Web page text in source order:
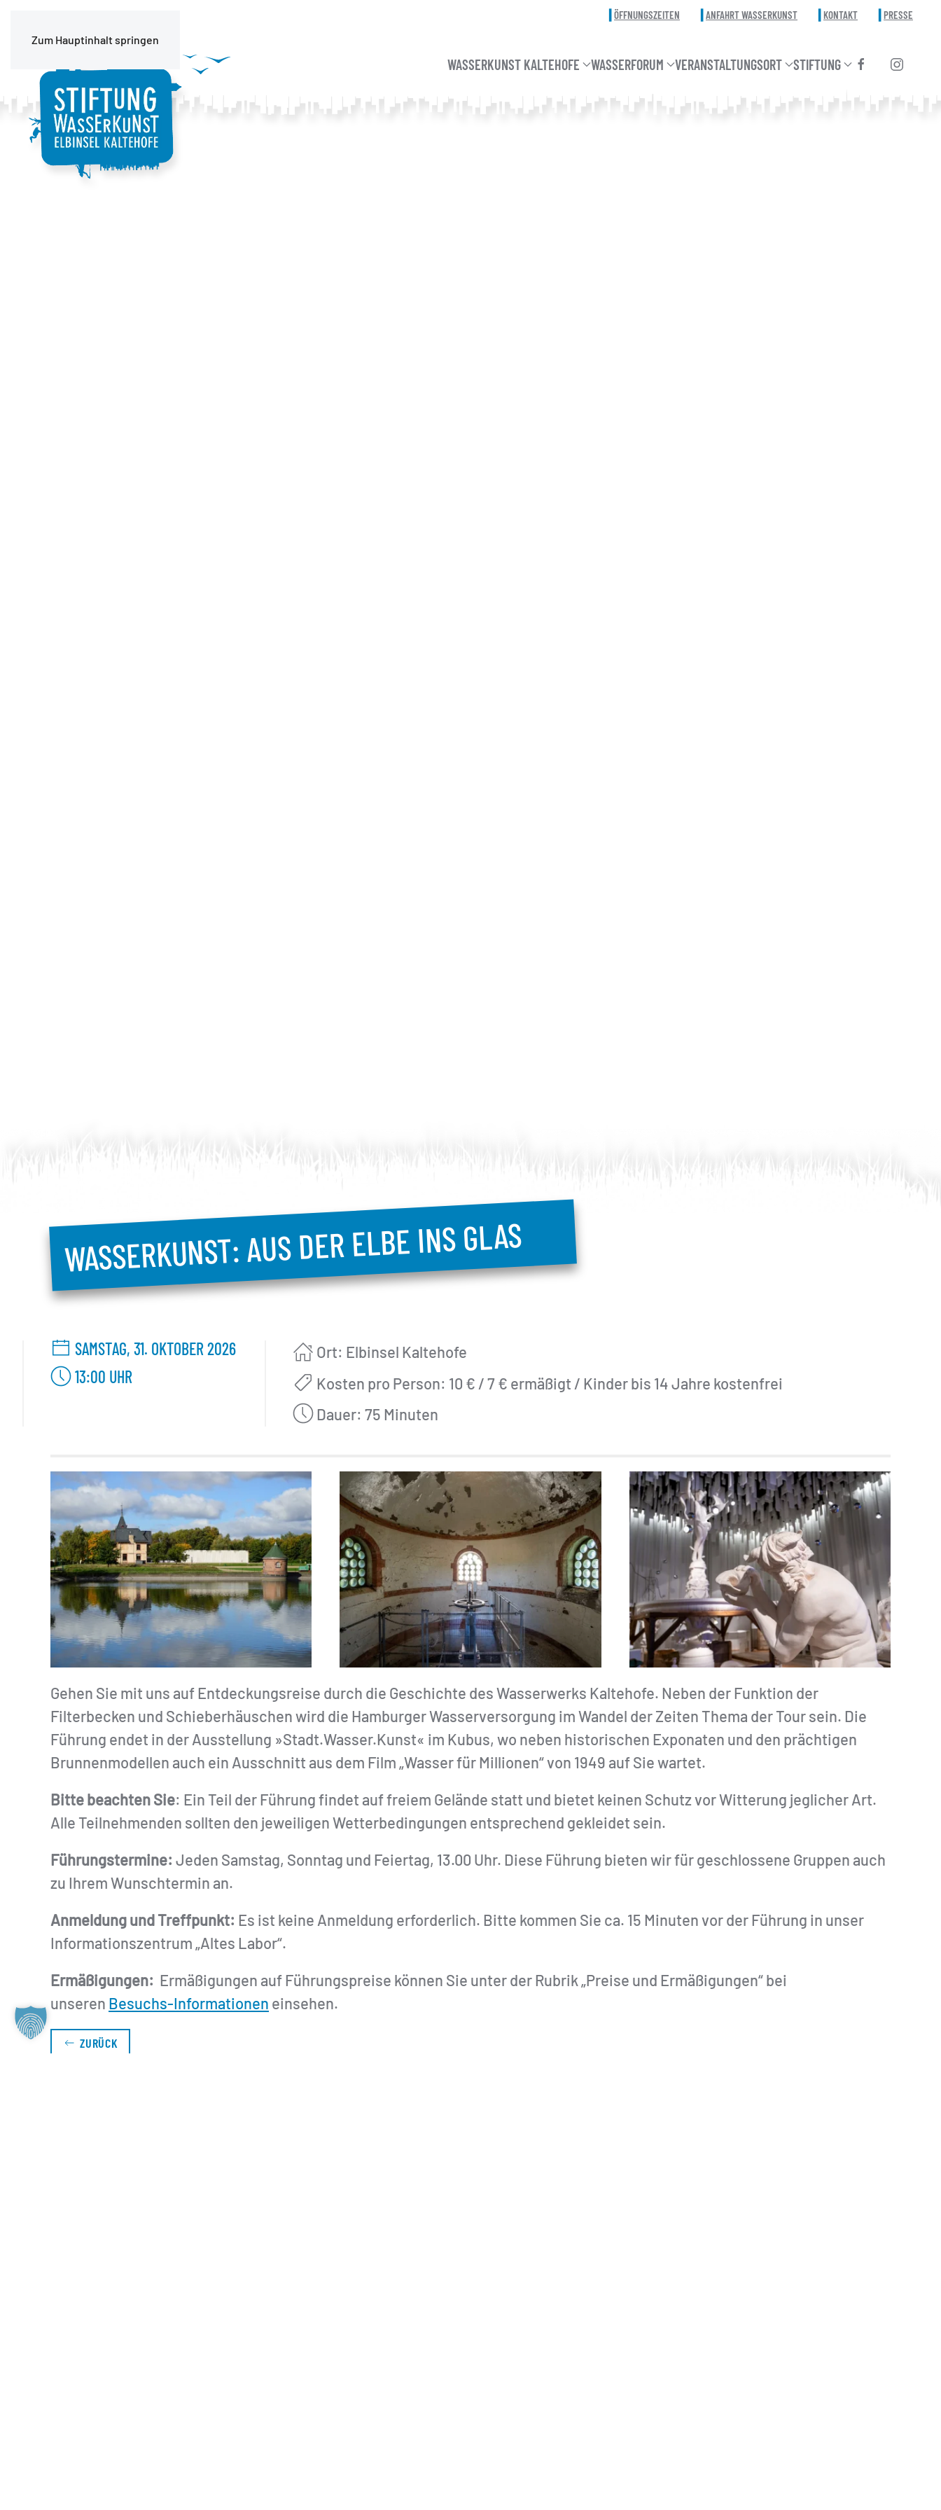
Zum Hauptinhalt springen
ÖFFNUNGSZEITEN ANFAHRT WASSERKUNST KONTAKT PRESSE
WASSERKUNST KALTEHOFE WASSERFORUM VERANSTALTUNGSORT STIFTUNG
WASSERKUNST: AUS DER ELBE INS GLAS
SAMSTAG, 31. OKTOBER 2026
13:00 UHR
Ort: Elbinsel Kaltehofe
Kosten pro Person: 10 € / 7 € ermäßigt / Kinder bis 14 Jahre kostenfrei
Dauer: 75 Minuten
Gehen Sie mit uns auf Entdeckungsreise durch die Geschichte des Wasserwerks Kaltehofe. Neben der Funktion der
Filterbecken und Schieberhäuschen wird die Hamburger Wasserversorgung im Wandel der Zeiten Thema der Tour sein. Die
Führung endet in der Ausstellung »Stadt.Wasser.Kunst« im Kubus, wo neben historischen Exponaten und den prächtigen
Brunnenmodellen auch ein Ausschnitt aus dem Film „Wasser für Millionen“ von 1949 auf Sie wartet.
Bitte beachten Sie: Ein Teil der Führung findet auf freiem Gelände statt und bietet keinen Schutz vor Witterung jeglicher Art.
Alle Teilnehmenden sollten den jeweiligen Wetterbedingungen entsprechend gekleidet sein.
Führungstermine: Jeden Samstag, Sonntag und Feiertag, 13.00 Uhr. Diese Führung bieten wir für geschlossene Gruppen auch
zu Ihrem Wunschtermin an.
Anmeldung und Treffpunkt: Es ist keine Anmeldung erforderlich. Bitte kommen Sie ca. 15 Minuten vor der Führung in unser
Informationszentrum „Altes Labor“.
Ermäßigungen: Ermäßigungen auf Führungspreise können Sie unter der Rubrik „Preise und Ermäßigungen“ bei
unseren Besuchs-Informationen einsehen.
ZURÜCK